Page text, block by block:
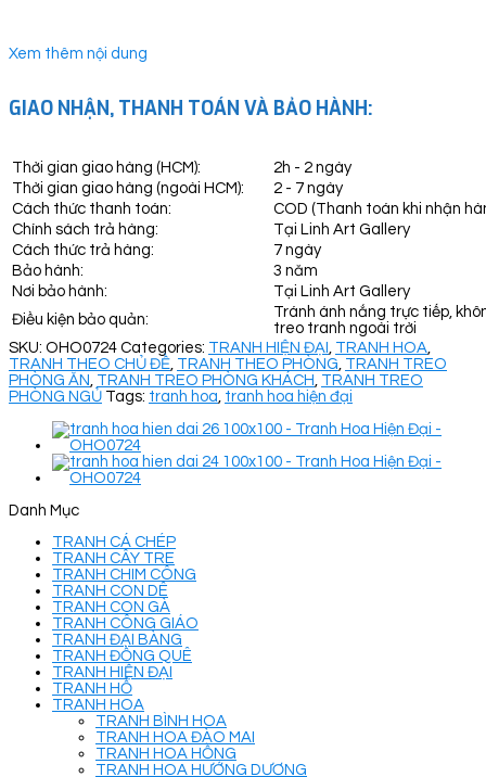
Xem thêm nội dung
GIAO NHẬN, THANH TOÁN VÀ BẢO HÀNH:
Thời gian giao hàng (HCM):
2h - 2 ngày
Thời gian giao hàng (ngoài HCM):
2 - 7 ngày
Cách thức thanh toán:
COD (Thanh toán khi nhận
Chính sách trả hàng:
Tại Linh Art Gallery
Cách thức trả hàng:
7 ngày
Bảo hành:
3 năm
Nơi bảo hành:
Tại Linh Art Gallery
Điều kiện bảo quản:
Tránh ánh nắng trực tiếp,
treo tranh ngoài trời
SKU: OHO0724 Categories: TRANH HIỆN ĐẠI , TRANH HOA,
TRANH THEO CHỦ ĐỀ, TRANH THEO PHÒNG, TRANH TREO
PHÒNG ĂN, TRANH TREO PHÒNG KHÁCH, TRANH TREO
PHÒNG NGỦ Tags: tranh hoa, tranh hoa hiện đại
Danh Mục
TRANH CÁ CHÉP
TRANH CÂY TRE
TRANH CHIM CÔNG
TRANH CON DÊ
TRANH CON GÀ
TRANH CÔNG GIÁO
TRANH ĐẠI BÀNG
TRANH ĐỒNG QUÊ
TRANH HIỆN ĐẠI
TRANH HỔ
TRANH HOA
TRANH BÌNH HOA
TRANH HOA ĐÀO MAI
TRANH HOA HỒNG
TRANH HOA HƯỚNG DƯƠNG